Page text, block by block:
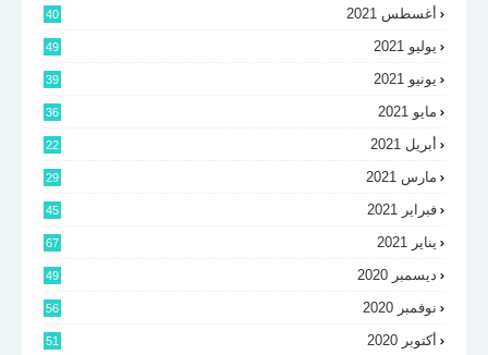
أغسطس 2021 40
يوليو 2021 49
يونيو 2021 39
مايو 2021 36
أبريل 2021 22
مارس 2021 29
فبراير 2021 45
يناير 2021 67
ديسمبر 2020 49
نوفمبر 2020 56
أكتوبر 2020 51